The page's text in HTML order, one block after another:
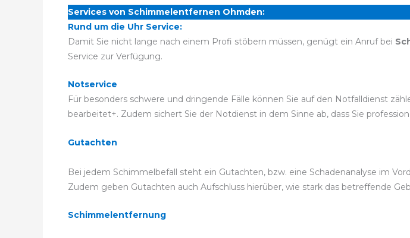
Services von Schimmelentfernen Ohmden:
Rund um die Uhr Service:
Damit Sie nicht lange nach einem Profi stöbern müssen, genügt ein Anruf bei
Service zur Verfügung.
Notservice
Für besonders schwere und dringende Fälle können Sie auf den Notfalldienst
bearbeitet+. Zudem sichert Sie der Notdienst in dem Sinne ab, dass Sie
Gutachten
Bei jedem Schimmelbefall steht ein Gutachten, bzw. eine Schadenanalyse im
Zudem geben Gutachten auch Aufschluss hierüber, wie stark das betreffende
Schimmelentfernung